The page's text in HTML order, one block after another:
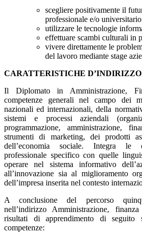
scegliere positivamente il
professionale e/o
utilizzare le tecnologie
effettuare scambi culturali in
vivere direttamente le
del lavoro mediante stage
CARATTERISTICHE D’INDIRIZZO
Il Diplomato in Amministrazione,
competenze generali nel campo dei
nazionali ed internazionali, della
sistemi e processi aziendali
programmazione, amministrazione,
strumenti di marketing, dei prodotti
dell’economia sociale. Integra le
professionale specifico con quelle
operare nel sistema informativo
all’innovazione sia al miglioramento
dell’impresa inserita nel contesto
A conclusione del percorso
nell’indirizzo Amministrazione,
risultati di apprendimento di
competenze: